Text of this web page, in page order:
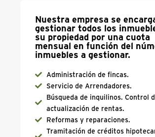
Nuestra empresa se
gestionar todos los
su propiedad por una cuota
mensual en función del
inmuebles a gestionar.
Administración de fincas.
Servicio de Arrendadores.
Búsqueda de inquilinos. Control
actualización de rentas.
Reformas y reparaciones.
Tramitación de créditos